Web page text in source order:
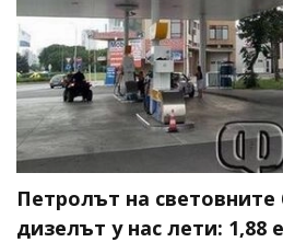
Петролът на световните
дизелът у нас лети: 1,88